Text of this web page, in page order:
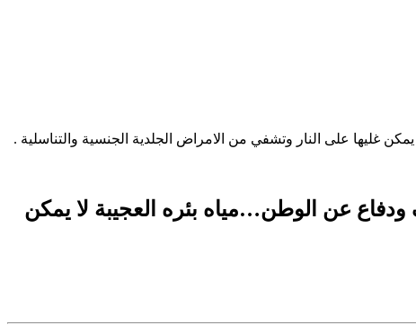
غليها على النار وتشفي من الامراض الجلدية الجنسية والتناسلية .
عن الوطن…مياه بئره العجيبة لا يمكن